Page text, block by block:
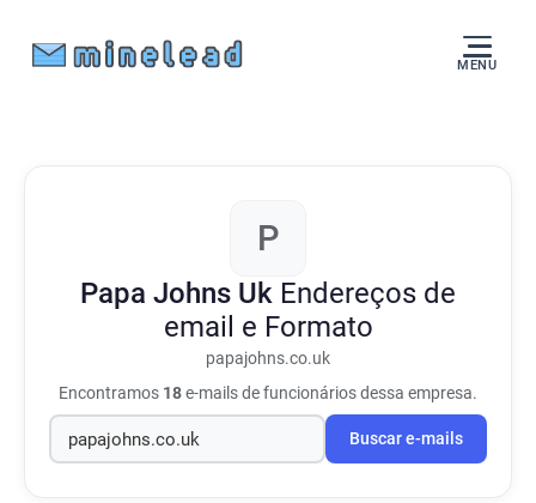
MENU
P
Papa Johns Uk Endereços de
email e Formato
papajohns.co.uk
Encontramos 18e-mails de funcionários dessa empresa.
Buscar e-mails